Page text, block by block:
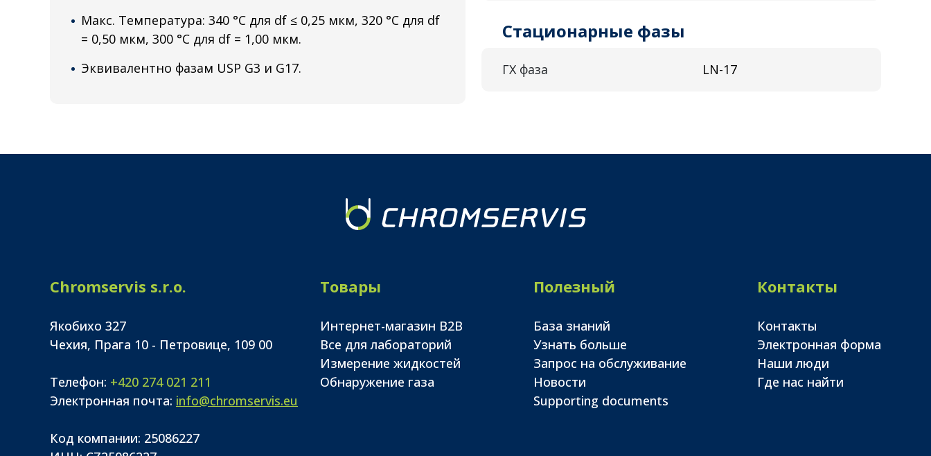
Макс. Температура: 340 °C для df ≤ 0,25 мкм, 320 °C для df
= 0,50 мкм, 300 °C для df = 1,00 мкм.
Эквивалентно фазам USP G3 и G17.
Стационарные фазы
ГХ фаза LN-17
Chromservis s.r.o.
Якобихо 327
Чехия, Прага 10 - Петровице, 109 00
Телефон: +420 274 021 211
Электронная почта: info@chromservis.eu
Код компании: 25086227
Товары
Интернет-магазин B2B
Все для лабораторий
Измерение жидкостей
Обнаружение газа
Полезный
База знаний
Узнать больше
Запрос на обслуживание
Новости
Supporting documents
Контакты
Контакты
Электронная форма
Наши люди
Где нас найти